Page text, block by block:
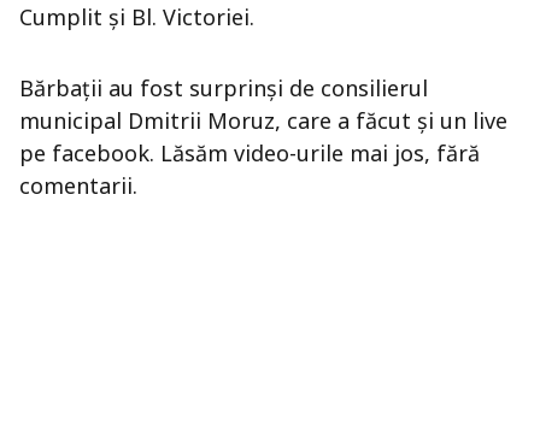
Cumplit și Bl. Victoriei.
Bărbații au fost surprinși de consilierul
municipal Dmitrii Moruz, care a făcut și un live
pe facebook. Lăsăm video-urile mai jos, fără
comentarii.